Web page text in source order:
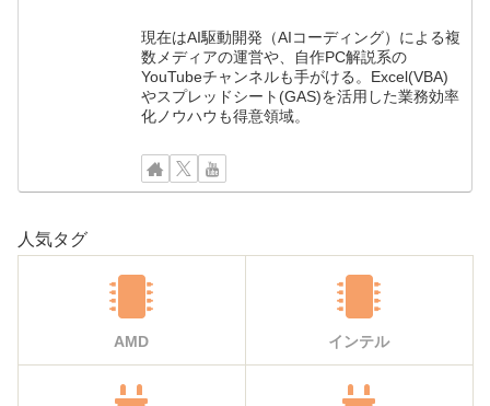
現在はAI駆動開発（AIコーディング）による複
数メディアの運営や、自作PC解説系の
YouTubeチャンネルも手がける。Excel(VBA)
やスプレッドシート(GAS)を活用した業務効率
化ノウハウも得意領域。
人気タグ
AMD インテル